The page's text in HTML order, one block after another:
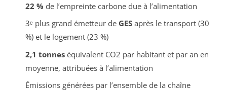
22 % de l’empreinte carbone due à l’alimentation
3ᵉ plus grand émetteur de GESaprès le transport (30
%) et le logement (23 %)
2,1 tonneséquivalent CO2 par habitant et par an en
moyenne, attribuées à l’alimentation
Émissions générées par l’ensemble de la chaîne